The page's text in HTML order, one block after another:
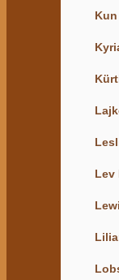
Lev